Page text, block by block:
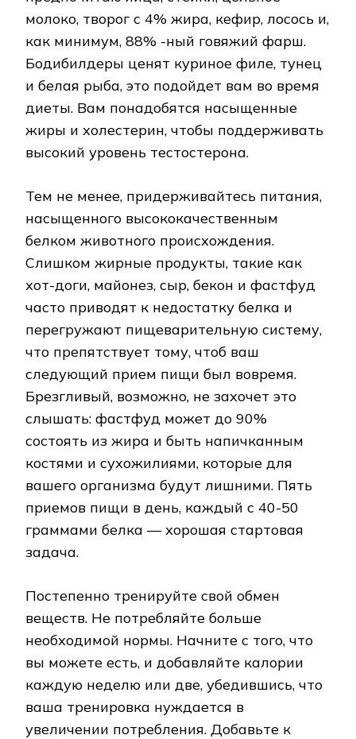
молоко, творог с 4% жира, кефир, лосось и,
как минимум, 88% -ный говяжий фарш.
Бодибилдеры ценят куриное филе, тунец
и белая рыба, это подойдет вам во время
диеты. Вам понадобятся насыщенные
жиры и холестерин, чтобы поддерживать
высокий уровень тестостерона.
Тем не менее, придерживайтесь питания,
насыщенного высококачественным
белком животного происхождения.
Слишком жирные продукты, такие как
хот-доги, майонез, сыр, бекон и фастфуд
часто приводят к недостатку белка и
перегружают пищеварительную систему,
что препятствует тому, чтоб ваш
следующий прием пищи был вовремя.
Брезгливый, возможно, не захочет это
слышать: фастфуд может до 90%
состоять из жира и быть напичканным
костями и сухожилиями, которые для
вашего организма будут лишними. Пять
приемов пищи в день, каждый с 40-50
граммами белка — хорошая стартовая
задача.
Постепенно тренируйте свой обмен
веществ. Не потребляйте больше
необходимой нормы. Начните с того, что
вы можете есть, и добавляйте калории
каждую неделю или две, убедившись, что
ваша тренировка нуждается в
увеличении потребления. Добавьте к